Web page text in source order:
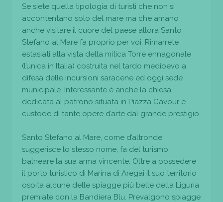
Se siete quella tipologia di turisti che non si
accontentano solo del mare ma che amano
anche visitare il cuore del paese allora Santo
Stefano al Mare fa proprio per voi. Rimarrete
estasiati alla vista della mitica Torre ennagonale
(l’unica in Italia) costruita nel tardo medioevo a
difesa delle incursioni saracene ed oggi sede
municipale. Interessante è anche la chiesa
dedicata al patrono situata in Piazza Cavour e
custode di tante opere d’arte dal grande prestigio.
Santo Stefano al Mare, come d’altronde
suggerisce lo stesso nome, fa del turismo
balneare la sua arma vincente. Oltre a possedere
il porto turistico di Marina di Aregai il suo territorio
ospita alcune delle spiagge più belle della Liguria
premiate con la Bandiera Blu. Prevalgono spiagge